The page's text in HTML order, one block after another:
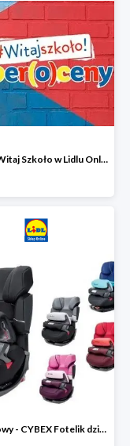
Oferta Witaj Szkoło w Lidlu Online od 24,99 zł
Hit cenowy - CYBEX Fotelik dziecięcy samochodowy Pallasfix grupa I-III, 9-36 kg